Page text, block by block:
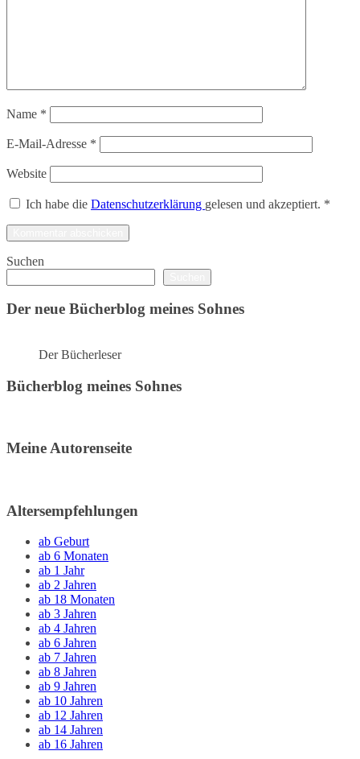
Name *
E-Mail-Adresse *
Website
Ich habe die Datenschutzerklärung gelesen und akzeptiert. *
Suchen
Der neue Bücherblog meines Sohnes
Der Bücherleser
Bücherblog meines Sohnes
Meine Autorenseite
Altersempfehlungen
ab Geburt
ab 6 Monaten
ab 1 Jahr
ab 2 Jahren
ab 18 Monaten
ab 3 Jahren
ab 4 Jahren
ab 6 Jahren
ab 7 Jahren
ab 8 Jahren
ab 9 Jahren
ab 10 Jahren
ab 12 Jahren
ab 14 Jahren
ab 16 Jahren